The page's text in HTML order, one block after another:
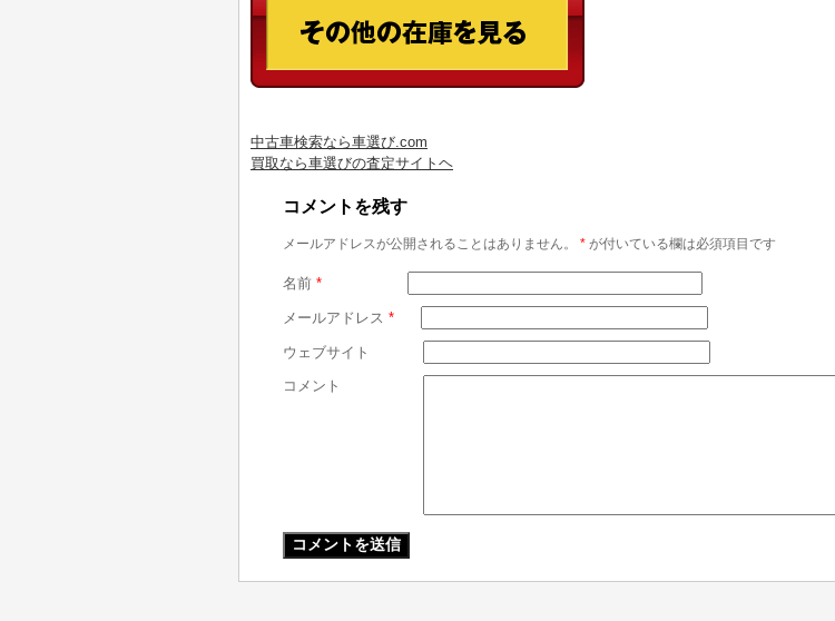
中古車検索なら車選び.com
買取なら車選びの査定サイトヘ
コメントを残す
メールアドレスが公開されることはありません。 * が付いている欄は必須項目です
名前 *
メールアドレス *
ウェブサイト
コメント